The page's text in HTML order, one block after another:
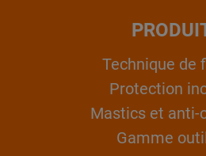
Technique de
Protection
Mastics et anti-
Gamme